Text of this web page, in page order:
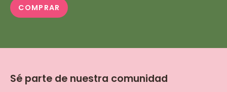
COMPRAR
Sé parte de nuestra comunidad